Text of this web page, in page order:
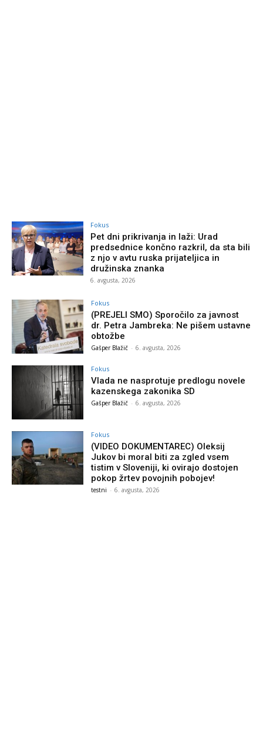
Fokus
Pet dni prikrivanja in laži: Urad
predsednice končno razkril, da sta bili
z njo v avtu ruska prijateljica in
družinska znanka
6. avgusta, 2026
Fokus
(PREJELI SMO) Sporočilo za javnost
dr. Petra Jambreka: Ne pišem ustavne
obtožbe
Gašper Blažič - 6. avgusta, 2026
Fokus
Vlada ne nasprotuje predlogu novele
kazenskega zakonika SD
Gašper Blažič - 6. avgusta, 2026
Fokus
(VIDEO DOKUMENTAREC) Oleksij
Jukov bi moral biti za zgled vsem
tistim v Sloveniji, ki ovirajo dostojen
pokop žrtev povojnih pobojev!
testni - 6. avgusta, 2026